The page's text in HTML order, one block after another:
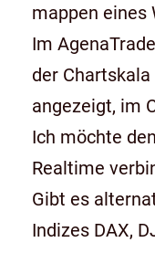
mappen eines
Im
der
angezeigt, im
Ich möchte
Realtime
Gibt es
Indizes DAX,